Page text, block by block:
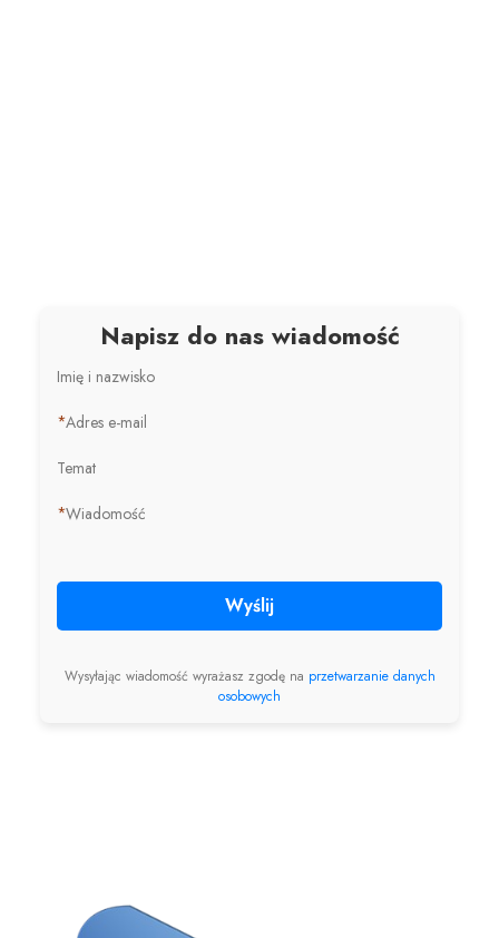
Napisz do nas wiadomość
Imię i nazwisko
*Adres e-mail
Temat
*Wiadomość
Wyślij
Wysyłając wiadomość wyrażasz zgodę na przetwarzanie danych
osobowych